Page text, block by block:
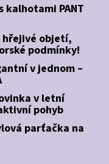
kalhotami PANT
hřejivé objetí,
podmínky!
v jednom –
v letní
pohyb
parťačka na